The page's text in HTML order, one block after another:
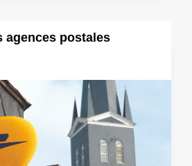
agences postales